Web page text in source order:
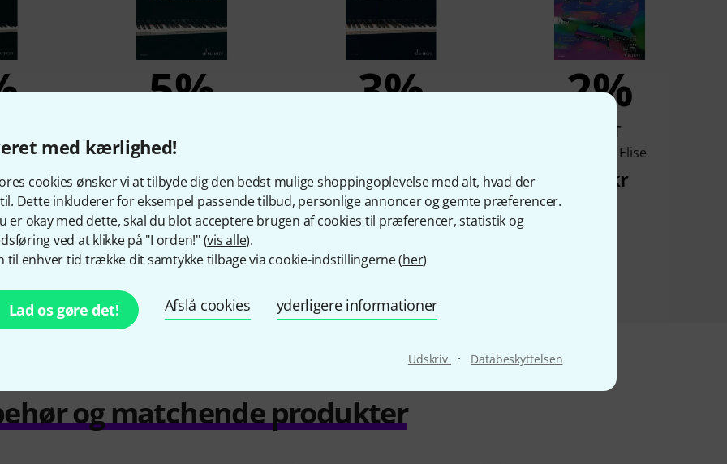
med kærlighed!
cookies ønsker vi at tilbyde dig den bedst mulige shoppingoplevelse med alt, hvad der
Dette inkluderer for eksempel passende tilbud, personlige annoncer og gemte præferencer.
er okay med dette, skal du blot acceptere brugen af cookies til præferencer, statistik og
ved at klikke på "I orden!" (vis alle).
til enhver tid trække dit samtykke tilbage via cookie-indstillingerne (her)
Lad os gøre det! Afslå cookies yderligere informationer
Udskriv · Databeskyttelsen
Piano
5%
Schott Best Of Piano Classics 2
190 kr
3%
Classics 2
152 kr
2%
KØBT
Schott Für Elise
186 kr
Sammenlign
og matchende produkter